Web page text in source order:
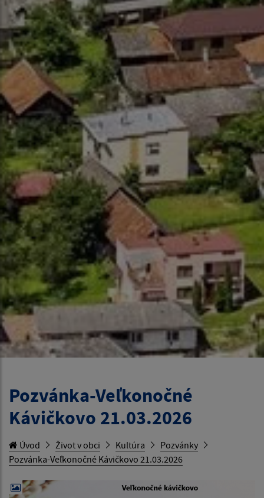
Pozvánka-Veľkonočné
Kávičkovo 21.03.2026
Úvod Život v obci Kultúra
Pozvánky
Pozvánka-Veľkonočné Kávičkovo 21.03.2026